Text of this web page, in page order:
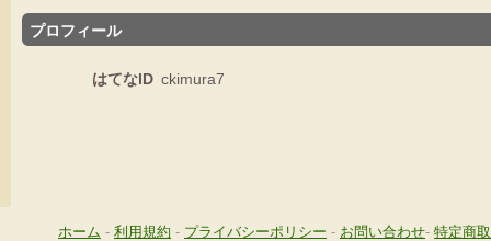
プロフィール
はてなID ckimura7
ホーム - 利用規約 - プライバシーポリシー - お問い合わせ- 特定商